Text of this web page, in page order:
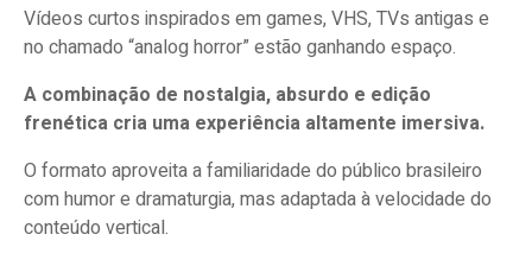
Vídeos curtos inspirados em games, VHS, TVs antigas e
no chamado “analog horror” estão ganhando espaço.
A combinação de nostalgia, absurdo e edição
frenética cria uma experiência altamente imersiva.
O formato aproveita a familiaridade do público brasileiro
com humor e dramaturgia, mas adaptada à velocidade do
conteúdo vertical.